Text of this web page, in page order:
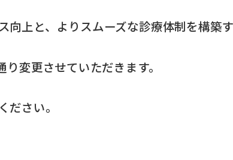
向上と、よりスムーズな診療体制を構築
変更させていただきます。
さい。